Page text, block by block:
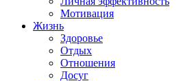
Мотивация
Жизнь
Здоровье
Отдых
Отношения
Досуг